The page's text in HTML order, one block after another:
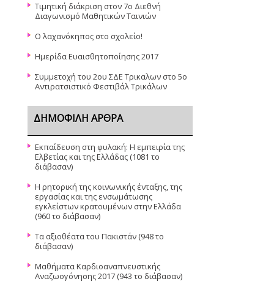
Τιμητική διάκριση στον 7ο Διεθνή
Διαγωνισμό Μαθητικών Ταινιών
O λαχανόκηπος στο σχολείο!
Ημερίδα Ευαισθητοποίησης 2017
Συμμετοχή του 2ου ΣΔΕ Τρικαλων στο 5ο
Αντιρατσιστικό Φεστιβάλ Τρικάλων
ΔΗΜΟΦΙΛΉ ΆΡΘΡΑ
Εκπαίδευση στη φυλακή: Η εμπειρία της
Ελβετίας και της Ελλάδας (1081 το
διάβασαν)
Η ρητορική της κοινωνικής ένταξης, της
εργασίας και της ενσωμάτωσης
εγκλείστων κρατουμένων στην Ελλάδα
(960 το διάβασαν)
Τα αξιοθέατα του Πακιστάν (948 το
διάβασαν)
Μαθήματα Καρδιοαναπνευστικής
Αναζωογόνησης 2017 (943 το διάβασαν)